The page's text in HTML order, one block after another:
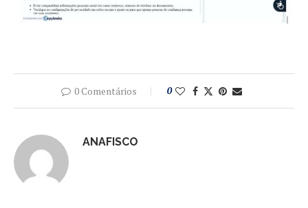
0 Comentários 0
ANAFISCO